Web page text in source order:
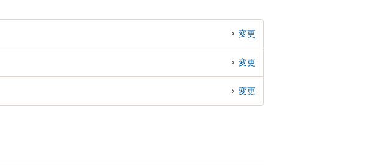
変更
変更
変更